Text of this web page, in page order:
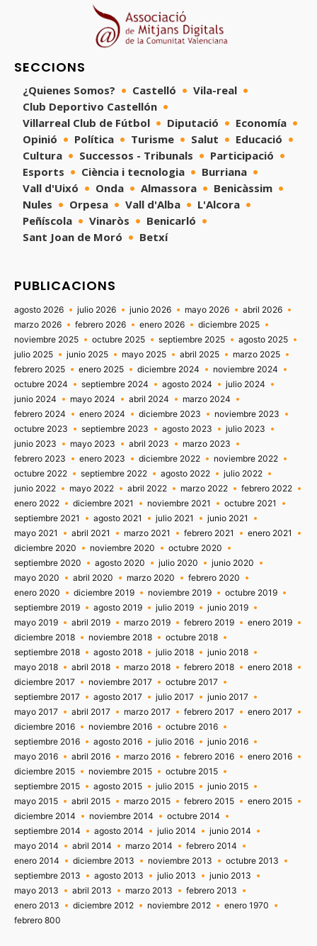
SECCIONS
¿Quienes Somos? Castelló
Vila-real
Club Deportivo Castellón
Villarreal Club de Fútbol
Diputació
Economía
Opinió
Política Turisme Salut
Educació
Cultura
Successos - Tribunals
Participació
Esports
Ciència i tecnologia
Burriana
Vall d'Uixó
Onda Almassora
Benicàssim
Nules
Orpesa Vall d'Alba
L'Alcora
Peñíscola
Vinaròs
Benicarló
Sant Joan de Moró
Betxí
PUBLICACIONS
agosto 2026 julio 2026 junio 2026 mayo 2026
abril 2026
marzo 2026
febrero 2026 enero 2026
diciembre 2025
noviembre 2025
octubre 2025 septiembre 2025
agosto 2025
julio 2025
junio 2025 mayo 2025 abril 2025
marzo 2025
febrero 2025
enero 2025 diciembre 2024
noviembre 2024
octubre 2024
septiembre 2024 agosto 2024
julio 2024
junio 2024
mayo 2024 abril 2024
marzo 2024
febrero 2024
enero 2024 diciembre 2023
noviembre 2023
octubre 2023
septiembre 2023 agosto 2023
julio 2023
junio 2023
mayo 2023 abril 2023
marzo 2023
febrero 2023
enero 2023 diciembre 2022
noviembre 2022
octubre 2022
septiembre 2022 agosto 2022
julio 2022
junio 2022
mayo 2022 abril 2022 marzo 2022
febrero 2022
enero 2022
diciembre 2021 noviembre 2021
octubre 2021
septiembre 2021
agosto 2021 julio 2021
junio 2021
mayo 2021
abril 2021 marzo 2021 febrero 2021
enero 2021
diciembre 2020
noviembre 2020
octubre 2020
septiembre 2020
agosto 2020 julio 2020
junio 2020
mayo 2020
abril 2020 marzo 2020
febrero 2020
enero 2020
diciembre 2019 noviembre 2019
octubre 2019
septiembre 2019
agosto 2019 julio 2019
junio 2019
mayo 2019
abril 2019 marzo 2019 febrero 2019
enero 2019
diciembre 2018
noviembre 2018
octubre 2018
septiembre 2018
agosto 2018 julio 2018
junio 2018
mayo 2018
abril 2018 marzo 2018 febrero 2018
enero 2018
diciembre 2017
noviembre 2017
octubre 2017
septiembre 2017
agosto 2017 julio 2017
junio 2017
mayo 2017
abril 2017 marzo 2017 febrero 2017
enero 2017
diciembre 2016
noviembre 2016
octubre 2016
septiembre 2016
agosto 2016 julio 2016
junio 2016
mayo 2016
abril 2016 marzo 2016 febrero 2016
enero 2016
diciembre 2015
noviembre 2015
octubre 2015
septiembre 2015
agosto 2015 julio 2015
junio 2015
mayo 2015
abril 2015 marzo 2015 febrero 2015
enero 2015
diciembre 2014
noviembre 2014
octubre 2014
septiembre 2014
agosto 2014 julio 2014
junio 2014
mayo 2014
abril 2014 marzo 2014
febrero 2014
enero 2014
diciembre 2013 noviembre 2013
octubre 2013
septiembre 2013
agosto 2013 julio 2013
junio 2013
mayo 2013
abril 2013 marzo 2013
febrero 2013
enero 2013
diciembre 2012 noviembre 2012
enero 1970
febrero 800